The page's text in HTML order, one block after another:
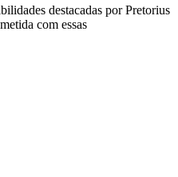
destacadas por Pretorius
com essas